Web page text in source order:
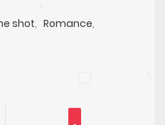
shot, Romance,